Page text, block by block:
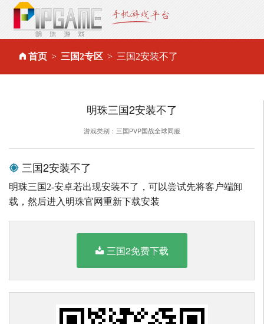
首页 三国2专区 三国2安装不了
明珠三国2安装不了
游戏类别：三国PVP国战全球同服
三国2安装不了
明珠三国2-安卓若出现安装不了，可以尝试先将客户端卸
载，然后进入明珠官网重新下载安装
三国2免费下载